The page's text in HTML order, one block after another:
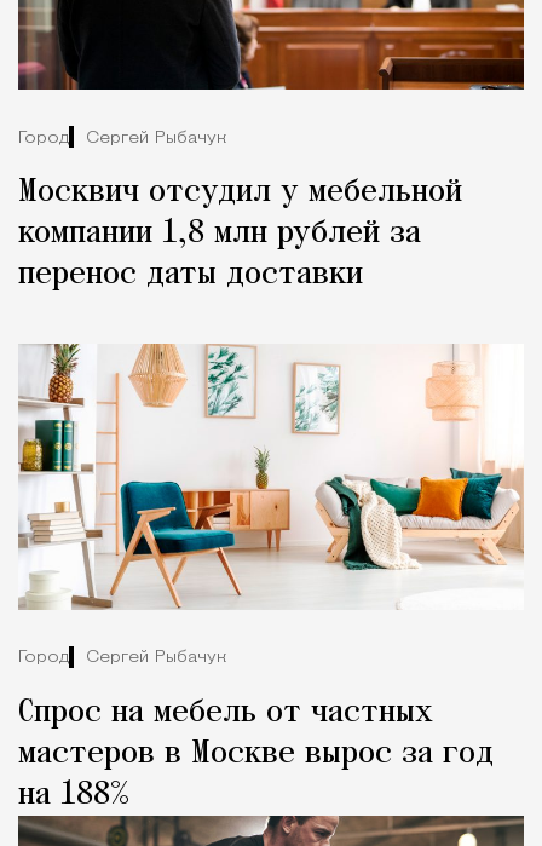
Город Сергей Рыбачук
Москвич отсудил у мебельной
компании 1,8 млн рублей за
перенос даты доставки
Город Сергей Рыбачук
Спрос на мебель от частных
мастеров в Москве вырос за год
на 188%